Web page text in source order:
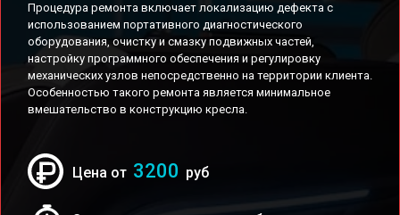
Процедура ремонта включает локализацию дефекта с
использованием портативного диагностического
оборудования, очистку и смазку подвижных частей,
настройку программного обеспечения и регулировку
механических узлов непосредственно на территории клиента.
Особенностью такого ремонта является минимальное
вмешательство в конструкцию кресла.
Цена от 3200 руб